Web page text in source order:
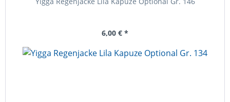
6,00 € *